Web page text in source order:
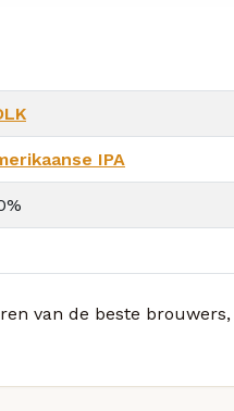
IPA
van de beste